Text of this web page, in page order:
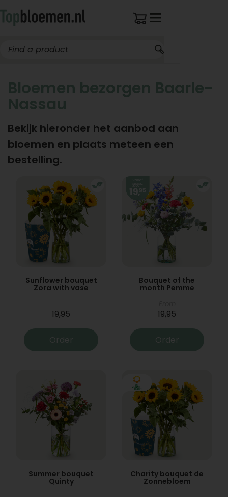
Bloemen bezorgen Baarle-
Nassau
Bekijk hieronder het aanbod aan
bloemen en plaats meteen een
bestelling.
Sunflower bouquet
Zora with vase
19,95
Order
Bouquet of the
month Pemme
19,95
Order
Summer bouquet
Quinty
Charity bouquet de
Zonnebloem